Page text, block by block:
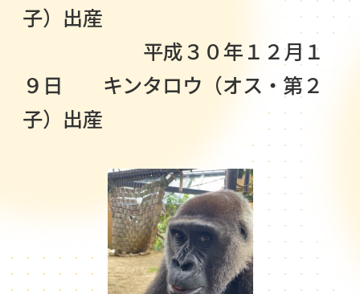
子）出産
平成３０年１２月１
９日 キンタロウ（オス・第２
子）出産